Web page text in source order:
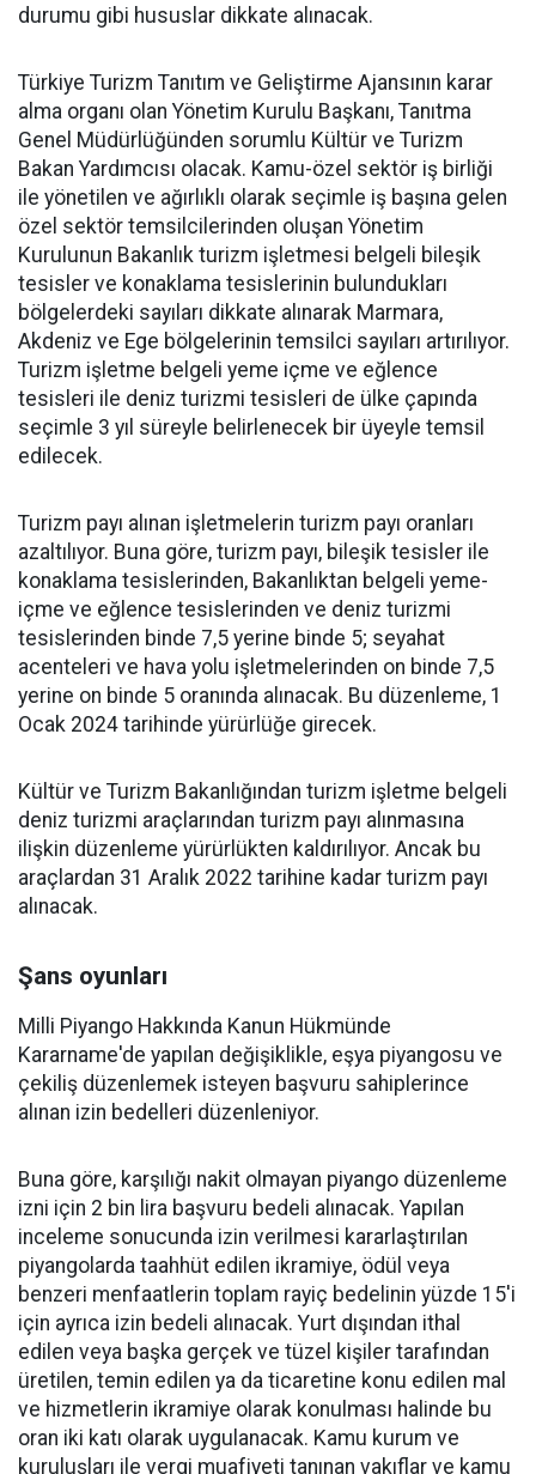
durumu gibi hususlar dikkate alınacak.
Türkiye Turizm Tanıtım ve Geliştirme Ajansının karar
alma organı olan Yönetim Kurulu Başkanı, Tanıtma
Genel Müdürlüğünden sorumlu Kültür ve Turizm
Bakan Yardımcısı olacak. Kamu-özel sektör iş birliği
ile yönetilen ve ağırlıklı olarak seçimle iş başına gelen
özel sektör temsilcilerinden oluşan Yönetim
Kurulunun Bakanlık turizm işletmesi belgeli bileşik
tesisler ve konaklama tesislerinin bulundukları
bölgelerdeki sayıları dikkate alınarak Marmara,
Akdeniz ve Ege bölgelerinin temsilci sayıları artırılıyor.
Turizm işletme belgeli yeme içme ve eğlence
tesisleri ile deniz turizmi tesisleri de ülke çapında
seçimle 3 yıl süreyle belirlenecek bir üyeyle temsil
edilecek.
Turizm payı alınan işletmelerin turizm payı oranları
azaltılıyor. Buna göre, turizm payı, bileşik tesisler ile
konaklama tesislerinden, Bakanlıktan belgeli yeme-
içme ve eğlence tesislerinden ve deniz turizmi
tesislerinden binde 7,5 yerine binde 5; seyahat
acenteleri ve hava yolu işletmelerinden on binde 7,5
yerine on binde 5 oranında alınacak. Bu düzenleme, 1
Ocak 2024 tarihinde yürürlüğe girecek.
Kültür ve Turizm Bakanlığından turizm işletme belgeli
deniz turizmi araçlarından turizm payı alınmasına
ilişkin düzenleme yürürlükten kaldırılıyor. Ancak bu
araçlardan 31 Aralık 2022 tarihine kadar turizm payı
alınacak.
Şans oyunları
Milli Piyango Hakkında Kanun Hükmünde
Kararname'de yapılan değişiklikle, eşya piyangosu ve
çekiliş düzenlemek isteyen başvuru sahiplerince
alınan izin bedelleri düzenleniyor.
Buna göre, karşılığı nakit olmayan piyango düzenleme
izni için 2 bin lira başvuru bedeli alınacak. Yapılan
inceleme sonucunda izin verilmesi kararlaştırılan
piyangolarda taahhüt edilen ikramiye, ödül veya
benzeri menfaatlerin toplam rayiç bedelinin yüzde 15'i
için ayrıca izin bedeli alınacak. Yurt dışından ithal
edilen veya başka gerçek ve tüzel kişiler tarafından
üretilen, temin edilen ya da ticaretine konu edilen mal
ve hizmetlerin ikramiye olarak konulması halinde bu
oran iki katı olarak uygulanacak. Kamu kurum ve
kuruluşları ile vergi muafiyeti tanınan vakıflar ve kamu